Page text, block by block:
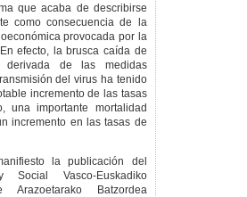
o
y
sin
DE
que acaba de describirse
como consecuencia de la
provocada por la
efecto, la brusca caída de
derivada de las medidas
del virus ha tenido
incremento de las tasas
una importante mortalidad
incremento en las tasas de
la publicación del
Social Vasco-Euskadiko
Batzordea